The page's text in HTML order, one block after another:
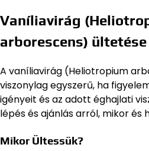
Vaníliavirág
arborescens)
A vaníliavirág (Heliotropium
viszonylag egyszerű, ha
igényeit és az adott éghajlati
lépés és ajánlás arról, mikor és
Mikor Ültessük?